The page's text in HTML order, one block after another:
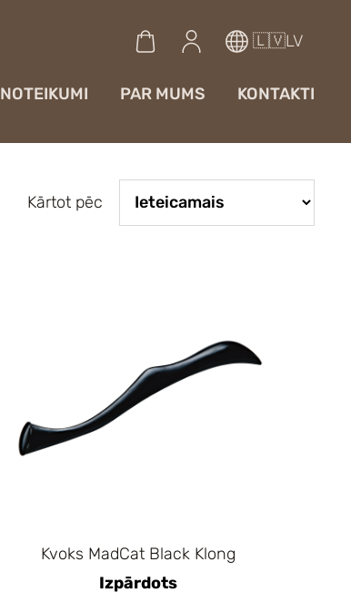
NOTEIKUMI PAR MUMS KONTAKTI
🇱🇻LV
Kārtot pēc
Kvoks MadCat Black Klong
Izpārdots